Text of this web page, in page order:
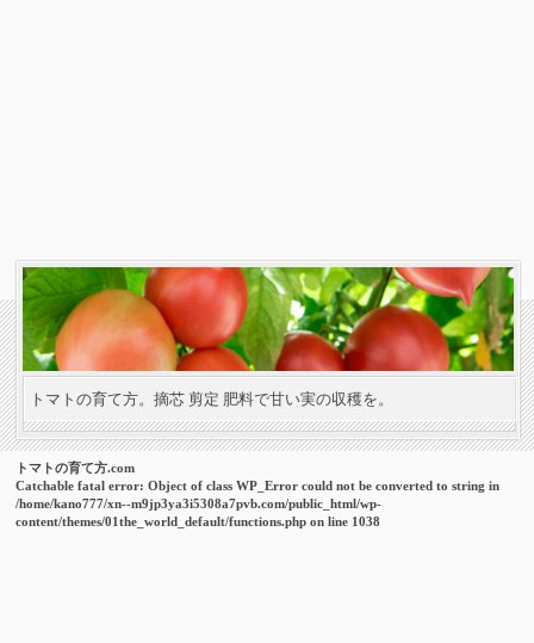
トマトの育て方。摘芯 剪定 肥料で甘い実の収穫を。
トマトの育て方.com
Catchable fatal error: Object of class WP_Error could not be converted to string in
/home/kano777/xn--m9jp3ya3i5308a7pvb.com/public_html/wp-
content/themes/01the_world_default/functions.php on line 1038